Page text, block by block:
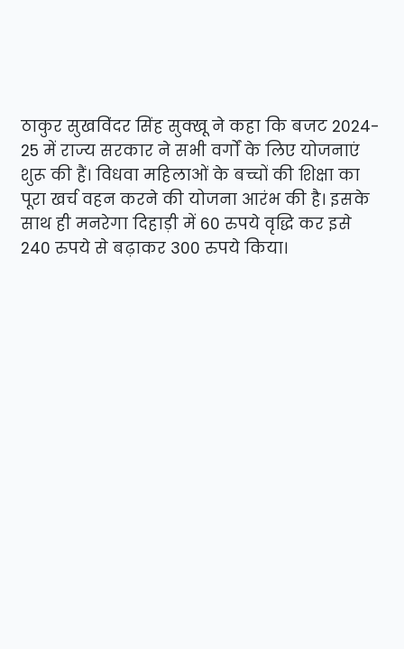
ठाकुर सुखविंदर सिंह सुक्खू ने कहा कि बजट 2024-
25 में राज्य सरकार ने सभी वर्गों के लिए योजनाएं
शुरू की हैं। विधवा महिलाओं के बच्चों की शिक्षा का
पूरा खर्च वहन करने की योजना आरंभ की है। इसके
साथ ही मनरेगा दिहाड़ी में 60 रुपये वृद्धि कर इसे
240 रुपये से बढ़ाकर 300 रुपये किया।